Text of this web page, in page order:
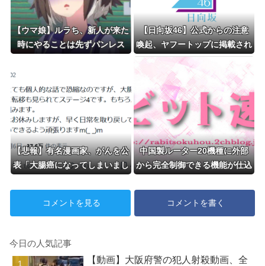
【ウマ娘】ルラち、新人が来た
時にやることは先ずパンレス
【日向坂46】公式からの注意
喚起、ヤフートップに掲載され
る
【悲報】有名漫画家、がんを公
表「大腸癌になってしまいまし
中国製ルーター20機種に外部
から完全制御できる機能が仕込
コメントを見る コメントを書く
今日の人気記事
【動画】大阪府警の犯人射殺動画、全